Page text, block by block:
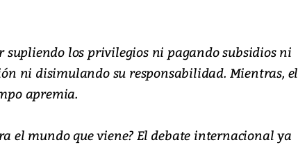
supliendo los privilegios ni pagando subsidios ni
ni disimulando su responsabilidad. Mientras, el
apremia.
el mundo que viene? El debate internacional ya